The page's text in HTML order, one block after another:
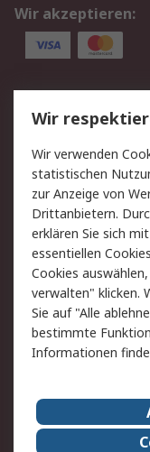
Wir akzeptieren:
Service
Value Added
Rücksendung/
Hilfe
Rechtliches
RS Verkaufs- und
Cookie-Richtlinie
Impressum
Karriere bei RS
Wir
Wir verwenden
statistischen
zur Anzeige von
Drittanbietern.
erklären Sie sich
essentiellen
Cookies
verwalten" klicken.
Sie auf "Alle
bestimmte
Informationen